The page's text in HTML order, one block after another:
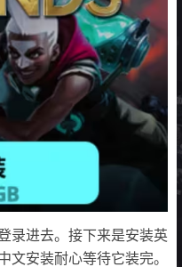
录进去。接下来是安装英
文安装耐心等待它装完。